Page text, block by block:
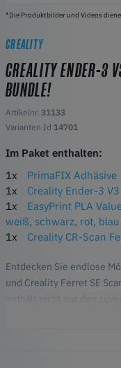
*Die Produktbilder und Videos
CREALITY
CREALITY ENDER-3
BUNDLE!
Artikelnr. 31133
Varianten Id 14701
Im Paket enthalten:
1x
PrimaFIX Adhäsive
1x
Creality Ender-3 V3
1x
EasyPrint PLA
weiß, schwarz, rot, blau
1x
Creality CR-Scan
Entdecken Sie endlose
und Creality Ferret SE
enthält nicht nur den
Drucker und den